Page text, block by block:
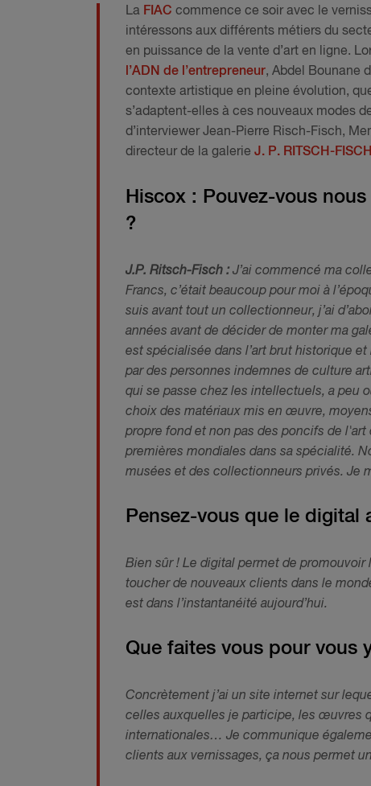
La FIAC commence ce soir avec le
intéressons aux différents métiers du
en puissance de la vente d’art en ligne.
l’ADN de l’entrepreneur, Abdel Bounane
contexte artistique en pleine évolution,
s’adaptent-elles à ces nouveaux modes
d’interviewer Jean-Pierre Risch-Fisch,
directeur de la galerie J. P. RITSCH-FISCH
Hiscox : Pouvez-vous
?
J.P. Ritsch-Fisch : J’ai commencé ma
Francs, c’était beaucoup pour moi à
suis avant tout un collectionneur, j’ai
années avant de décider de monter ma
est spécialisée dans l’art brut historique
par des personnes indemnes de culture
qui se passe chez les intellectuels, a peu
choix des matériaux mis en œuvre,
propre fond et non pas des poncifs de
premières mondiales dans sa spécialité.
musées et des collectionneurs privés. Je
Pensez-vous que le digital
Bien sûr ! Le digital permet de
toucher de nouveaux clients dans le
est dans l’instantanéité aujourd’hui.
Que faites vous pour vous
Concrètement j’ai un site internet sur
celles auxquelles je participe, les œuvres
internationales… Je communique
clients aux vernissages, ça nous permet